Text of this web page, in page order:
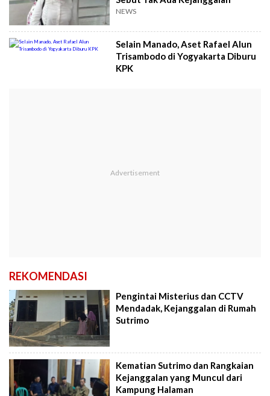
NEWS
Selain Manado, Aset Rafael Alun
Trisambodo di Yogyakarta Diburu
KPK
REKOMENDASI
Pengintai Misterius dan CCTV
Mendadak, Kejanggalan di Rumah
Sutrimo
Kematian Sutrimo dan Rangkaian
Kejanggalan yang Muncul dari
Kampung Halaman